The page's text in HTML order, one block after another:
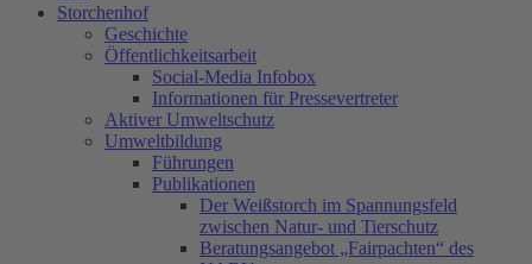
Storchenhof
Geschichte
Öffentlichkeitsarbeit
Social-Media Infobox
Informationen für Pressevertreter
Aktiver Umweltschutz
Umweltbildung
Führungen
Publikationen
Der Weißstorch im Spannungsfeld
zwischen Natur- und Tierschutz
Beratungsangebot „Fairpachten“ des